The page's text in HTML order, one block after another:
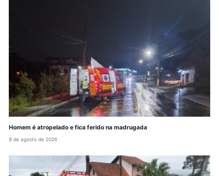
Homem é atropelado e fica ferido na madrugada
8 de agosto de 2026